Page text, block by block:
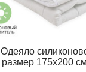
Одеяло
размер 175х200